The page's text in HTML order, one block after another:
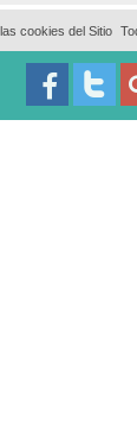
cookies del Sitio